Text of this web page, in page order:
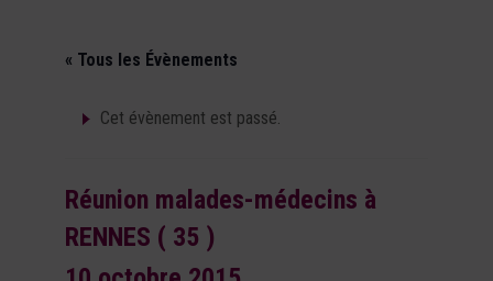
« Tous les Évènements
Cet évènement est passé.
Réunion malades-médecins à
RENNES ( 35 )